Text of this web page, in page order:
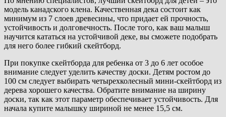
модель канадского клена. Качественная дека состоит как
минимум из 7 слоев древесины, что придает ей прочность,
устойчивость и долговечность. После того, как ваш малыш
научится кататься на устойчивой деке, вы сможете подобрать
для него более гибкий скейтборд.
При покупке скейтборда для ребенка от 3 до 6 лет особое
внимание следует уделить качеству доски. Детям ростом до
100 см следует выбирать четырехколесный мини-скейтборд из
дерева хорошего качества. Обратите внимание на ширину
доски, так как этот параметр обеспечивает устойчивость. Для
начала купите малышку шириной не менее 15,5 см.